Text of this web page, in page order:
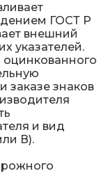
ГОСТ Р
внешний
указателей.
заказе знаков
и вид
В).